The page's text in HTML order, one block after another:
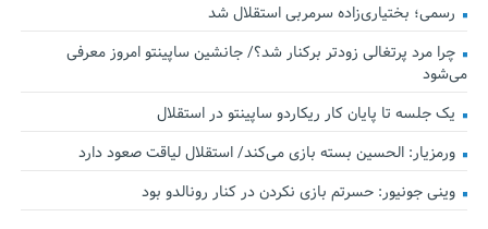
رسمی؛ بختیاری‌زاده سرمربی استقلال شد
چرا مرد پرتغالی زودتر برکنار شد؟/ جانشین ساپینتو امروز معرفی
می‌شود
یک جلسه تا پایان کار ریکاردو ساپینتو در استقلال
ورمزیار: الحسین بسته بازی می‌کند/ استقلال لیاقت صعود دارد
وینی جونیور: حسرتم بازی نکردن در کنار رونالدو بود